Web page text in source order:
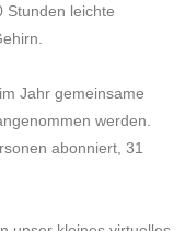
Stunden leichte
Jahr gemeinsame
werden.
abonniert, 31